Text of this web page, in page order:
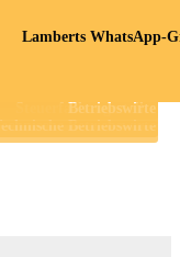
Lamberts WhatsApp-